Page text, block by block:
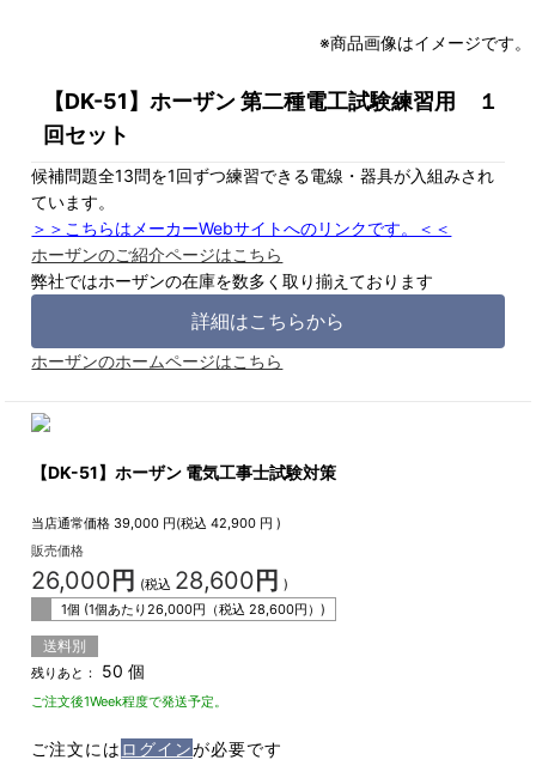
※商品画像はイメージです。
【DK-51】ホーザン 第二種電工試験練習用 １
回セット
候補問題全13問を1回ずつ練習できる電線・器具が入組みされ
ています。
＞＞こちらはメーカーWebサイトへのリンクです。＜＜
ホーザンのご紹介ページはこちら
弊社ではホーザンの在庫を数多く取り揃えております
詳細はこちらから
ホーザンのホームページはこちら
【DK-51】ホーザン 電気工事士試験対策
当店通常価格 39,000 円(税込42,900 円 )
販売価格
26,000 円 (税込 28,600 円 )
1個 (1個あたり26,000円（税込28,600円）)
送料別
残りあと： 50 個
ご注文後1Week程度で発送予定。
ご注文には ログインが必要です